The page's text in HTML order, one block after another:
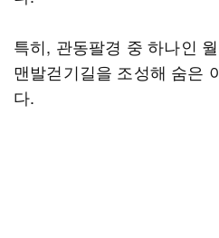
특히, 관동팔경 중 하나인
맨발걷기길을 조성해 숨은
다.